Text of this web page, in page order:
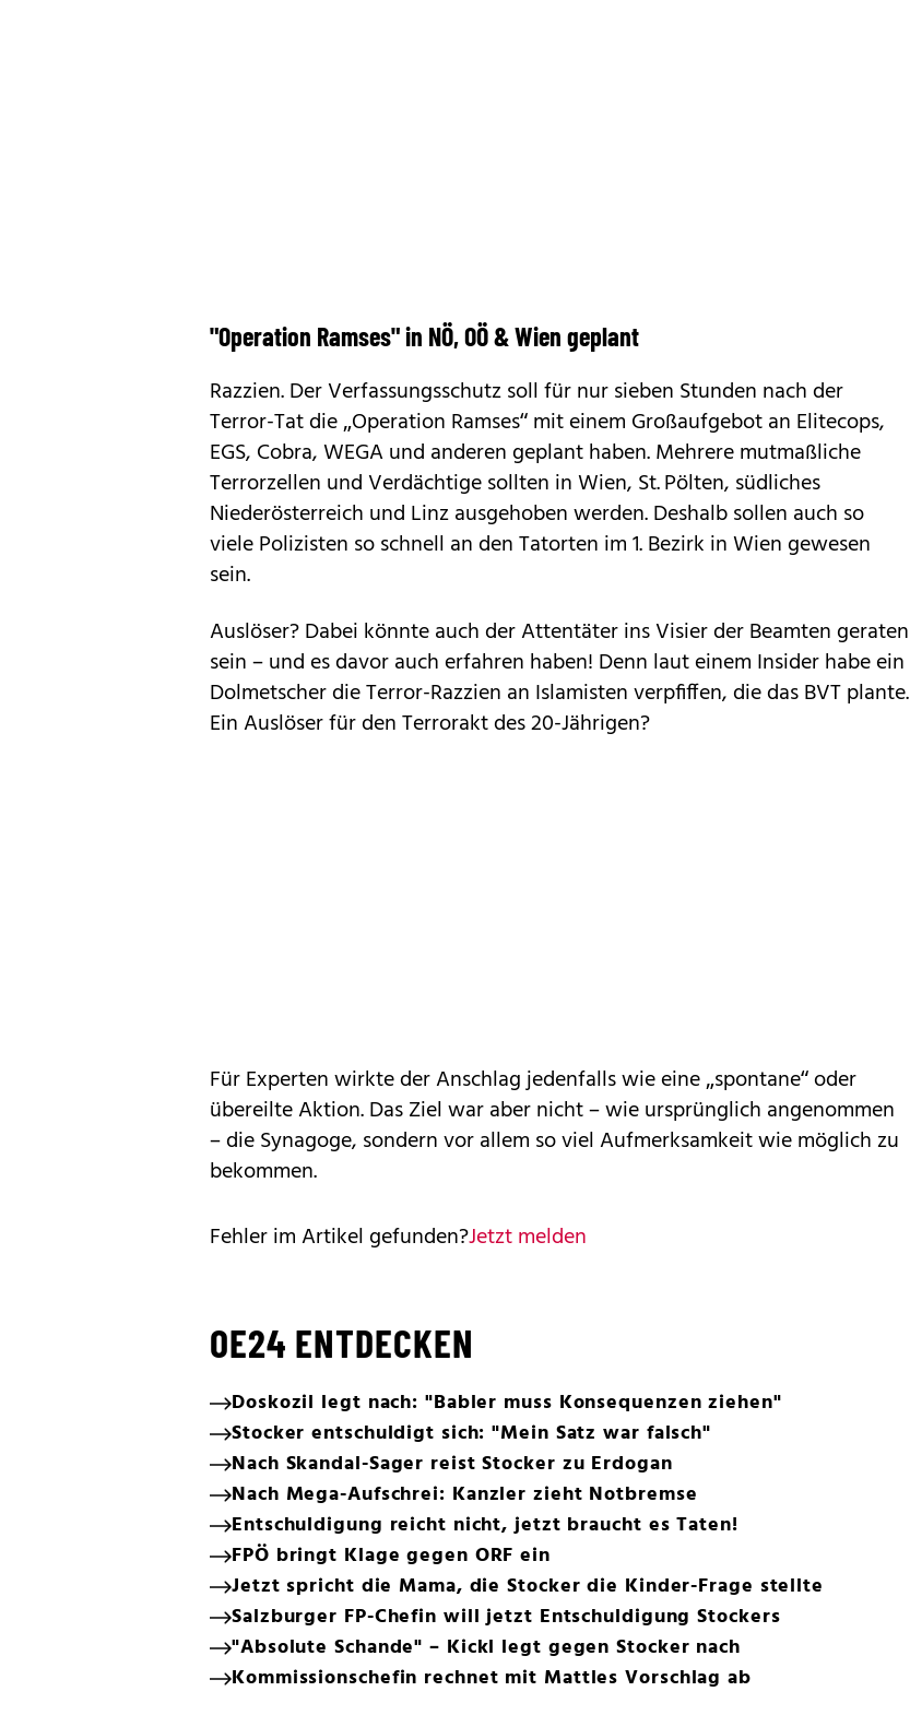
"Operation Ramses" in NÖ, OÖ & Wien geplant
Razzien. Der Verfassungsschutz soll für nur sieben Stunden nach der
Terror-Tat die „Operation Ramses“ mit einem Großauf­gebot an Elitecops,
EGS, Cobra, WEGA und anderen geplant haben. Mehrere mutmaßliche
Terrorzellen und Verdächtige sollten in Wien, St. Pölten, südliches
Niederösterreich und Linz ausgehoben werden. Deshalb sollen auch so
viele Polizisten so schnell an den Tatorten im 1. Bezirk in Wien gewesen
sein.
Auslöser? Dabei könnte auch der Attentäter ins Visier der Beamten geraten
sein – und es davor auch erfahren haben! Denn laut einem Insider habe ein
Dolmetscher die Terror-Razzien an Islamisten verpfiffen, die das BVT plante.
Ein Auslöser für den Terrorakt des 20-Jährigen?
Für Experten wirkte der Anschlag jedenfalls wie eine „spontane“ oder
übereilte Aktion. Das Ziel war aber nicht – wie ursprünglich angenommen
– die Synagoge, sondern vor allem so viel Aufmerksamkeit wie möglich zu
bekommen.
Fehler im Artikel gefunden?Jetzt melden
OE24 ENTDECKEN
Doskozil legt nach: "Babler muss Konsequenzen ziehen"
Stocker entschuldigt sich: "Mein Satz war falsch"
Nach Skandal-Sager reist Stocker zu Erdogan
Nach Mega-Aufschrei: Kanzler zieht Notbremse
Entschuldigung reicht nicht, jetzt braucht es Taten!
FPÖ bringt Klage gegen ORF ein
Jetzt spricht die Mama, die Stocker die Kinder-Frage stellte
Salzburger FP-Chefin will jetzt Entschuldigung Stockers
"Absolute Schande" – Kickl legt gegen Stocker nach
Kommissionschefin rechnet mit Mattles Vorschlag ab